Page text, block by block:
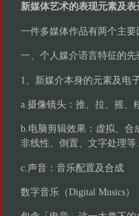
新媒体艺术的表现元素及表
一件多媒体作品有两个主要
一、个人媒介语言特征的先
1、新媒介本身的元素及电
a.摄像镜头：推、拉、摇、
b.电脑剪辑效果：虚拟、合
非线性、倒置、文字处理
c.声音：音乐配置及合成
数字音乐（Digital Musics）